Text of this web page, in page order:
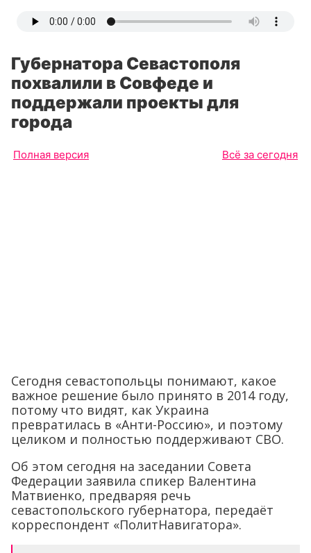
Губернатора Севастополя
похвалили в Совфеде и
поддержали проекты для
города
Полная версия Всё за сегодня
Сегодня севастопольцы понимают, какое
важное решение было принято в 2014 году,
потому что видят, как Украина
превратилась в «Анти-Россию», и поэтому
целиком и полностью поддерживают СВО.
Об этом сегодня на заседании Совета
Федерации заявила спикер Валентина
Матвиенко, предваряя речь
севастопольского губернатора, передаёт
корреспондент «ПолитНавигатора».